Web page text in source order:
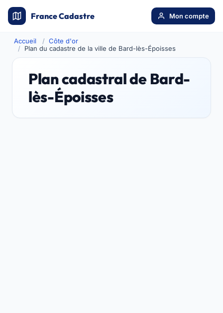
France Cadastre Mon compte
Accueil
Côte d'or
Plan du cadastre de la ville de Bard-lès-Époisses
Plan cadastral de Bard-
lès-Époisses